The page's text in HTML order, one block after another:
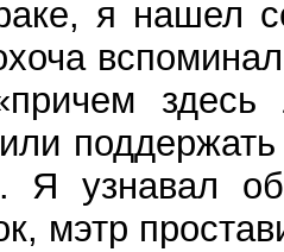
я нашел
Я узнавал
мэтр